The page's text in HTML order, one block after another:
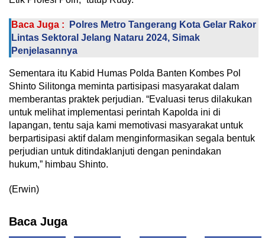
Baca Juga :
Polres Metro Tangerang Kota Gelar Rakor
Lintas Sektoral Jelang Nataru 2024, Simak
Penjelasannya
Sementara itu Kabid Humas Polda Banten Kombes Pol
Shinto Silitonga meminta partisipasi masyarakat dalam
memberantas praktek perjudian. “Evaluasi terus dilakukan
untuk melihat implementasi perintah Kapolda ini di
lapangan, tentu saja kami memotivasi masyarakat untuk
berpartisipasi aktif dalam menginformasikan segala bentuk
perjudian untuk ditindaklanjuti dengan penindakan
hukum,” himbau Shinto.
(Erwin)
Baca Juga